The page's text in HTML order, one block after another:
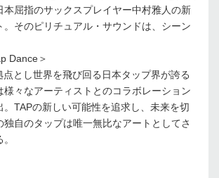
本屈指のサックスプレイヤー中村雅人の新
。そのピリチュアル・サウンドは、シーン
Dance＞
点とし世界を飛び回る日本タップ界が誇る
様々なアーティストとのコラボレーション
。TAPの新しい可能性を追求し、未来を切
独自のタップは唯一無比なアートとしてさ